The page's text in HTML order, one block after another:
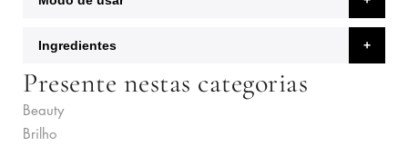
Ingredientes
Presente nestas categorias
Beauty
Brilho